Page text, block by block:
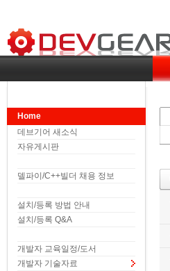
Home
데브기어 새소식
자유게시판
델파이/C++빌더 채용 정보
설치/등록 방법 안내
설치/등록 Q&A
개발자 교육일정/도서
개발자 기술자료